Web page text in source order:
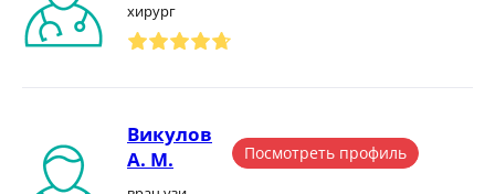
хирург
Викулов
А. М.
Посмотреть профиль